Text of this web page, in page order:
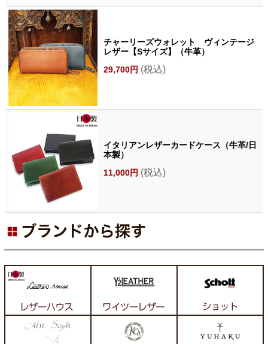
チャーリーズウォレット ヴィンテージ
レザー【Sサイズ】（牛革）
29,700円 (税込)
イタリアンレザーカードケース（牛革/日
本製）
11,000円 (税込)